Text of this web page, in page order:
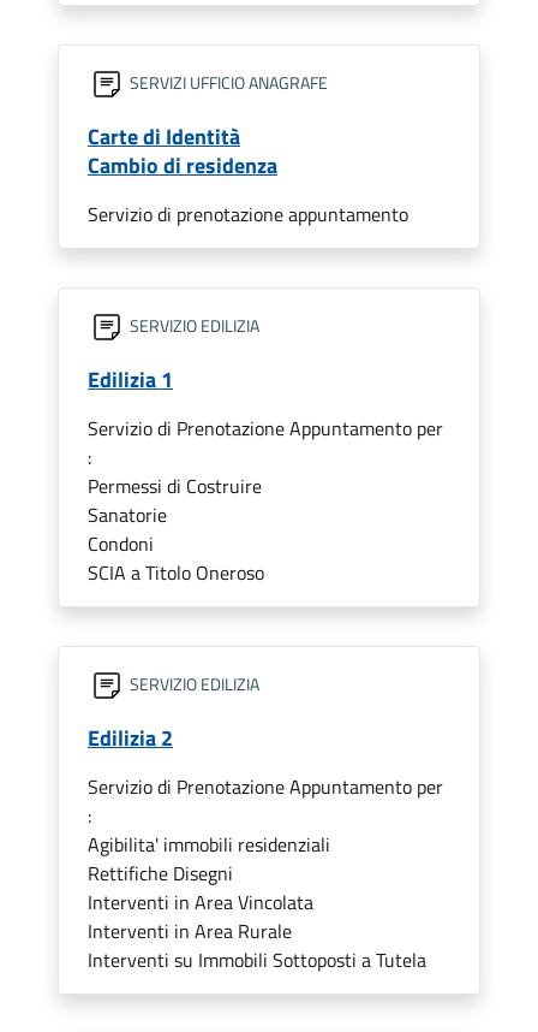
SERVIZI UFFICIO ANAGRAFE
Carte di Identità
Cambio di residenza
Servizio di prenotazione appuntamento
SERVIZIO EDILIZIA
Edilizia 1
Servizio di Prenotazione Appuntamento per
:
Permessi di Costruire
Sanatorie
Condoni
SCIA a Titolo Oneroso
SERVIZIO EDILIZIA
Edilizia 2
Servizio di Prenotazione Appuntamento per
:
Agibilita' immobili residenziali
Rettifiche Disegni
Interventi in Area Vincolata
Interventi in Area Rurale
Interventi su Immobili Sottoposti a Tutela